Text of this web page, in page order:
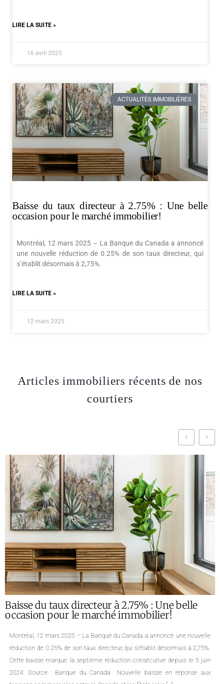
LIRE LA SUITE »
16 avril 2025
ACTUALITÉS IMMOBILIÈRES
Baisse du taux directeur à 2.75% : Une belle
occasion pour le marché immobilier!
Montréal, 12 mars 2025 – La Banque du Canada a annoncé
une nouvelle réduction de 0.25% de son taux directeur, qui
s’établit désormais à 2,75%.
LIRE LA SUITE »
12 mars 2025
Articles immobiliers récents de nos
courtiers
Analyse du marché immobilier montréalais
pour Janvier 2025 : Statistiques et Tendances
par Quartier
Notre équipe de courtiers immobiliers à Montréal vous présente les
dernières données statistiques de l’APCIQ et Centris pour l’Île de Montréal
ainsi que pour plusieurs de ses quartiers, couvrant le mois de janvier
2025. Portrait global de l’immobilier sur l’île de Montréal Le marché